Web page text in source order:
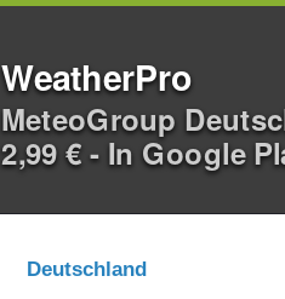
WeatherPro
MeteoGroup
2,99 € - In Google
Deutschland